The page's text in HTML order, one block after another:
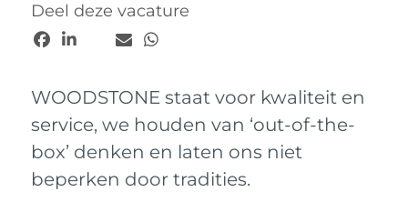
Deel deze vacature
WOODSTONE staat voor kwaliteit en
service, we houden van ‘out-of-the-
box’ denken en laten ons niet
beperken door tradities.